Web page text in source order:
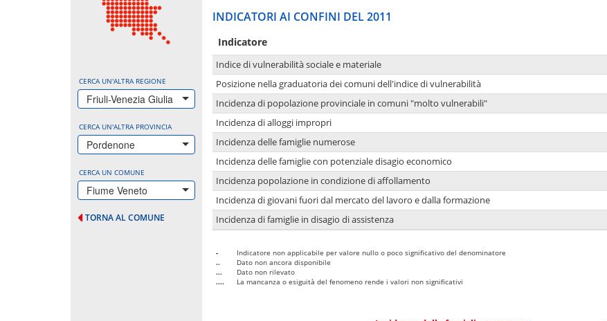
CERCA UN'ALTRA REGIONE
Friuli-Venezia Giulia
CERCA UN'ALTRA PROVINCIA
Pordenone
CERCA UN COMUNE
Fiume Veneto
TORNA AL COMUNE
INDICATORI AI CONFINI DEL 2011
Indicatore
Indice di vulnerabilità sociale e materiale
Posizione nella graduatoria dei comuni dell'indice di vulnerabilità
Incidenza di popolazione provinciale in comuni "molto vulnerabili"
Incidenza di alloggi impropri
Incidenza delle famiglie numerose
Incidenza delle famiglie con potenziale disagio economico
Incidenza popolazione in condizione di affollamento
Incidenza di giovani fuori dal mercato del lavoro e dalla formazione
Incidenza di famiglie in disagio di assistenza
-
Indicatore non applicabile per valore nullo o poco significativo del denominatore
..
Dato non ancora disponibile
...
Dato non rilevato
....
La mancanza o esiguità del fenomeno rende i valori non significativi